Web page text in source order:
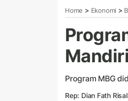
Home > Ekonomi >
Program MBG
Rep: Dian Fath